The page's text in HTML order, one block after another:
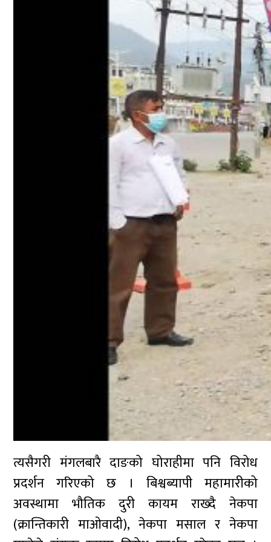
त्यसैगरी मंगलबारै दाङको घोराहीमा पनि विरोध
प्रदर्शन गरिएको छ । बिश्वब्यापी महामारीको
अवस्थामा भौतिक दुरी कायम राख्दै नेकपा
(क्रान्तिकारी माओवादी), नेकपा मसाल र नेकपा